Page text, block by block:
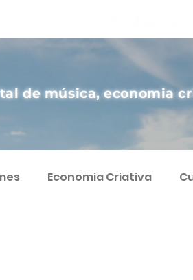
de música, economia
Economia Criativa